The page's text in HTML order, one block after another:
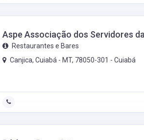
Aspe Associação dos Servidores
Restaurantes e Bares
Canjica, Cuiabá - MT, 78050-301 -Cuiabá